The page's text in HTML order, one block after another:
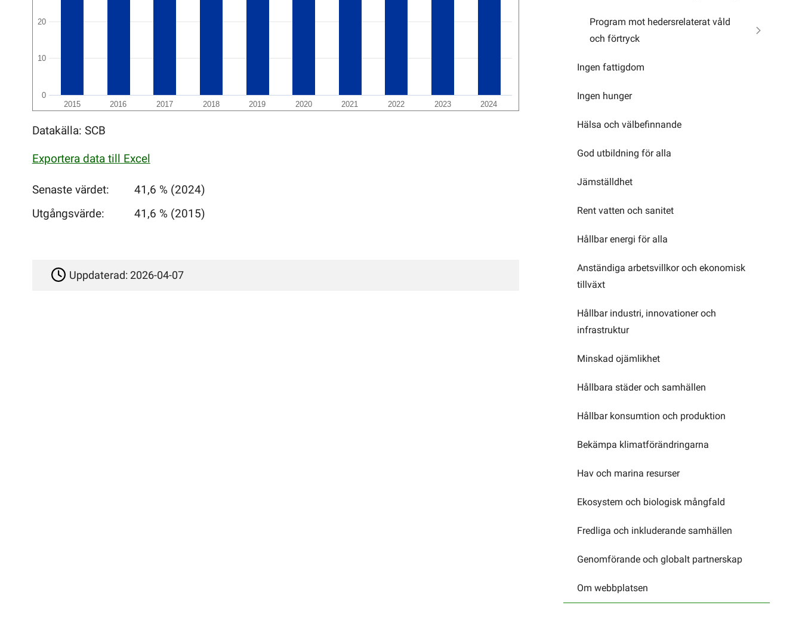
2015 2016 2017 2018 2019 2020 2021 2022 2023 2024
0
10
20
Datakälla: SCB
Exportera data till Excel
Senaste värdet:
41,6 % (2024)
Utgångsvärde:
41,6 % (2015)
Uppdaterad:2026-04-07
Program mot hedersrelaterat våld
och förtryck
Ingen fattigdom
Ingen hunger
Hälsa och välbefinnande
God utbildning för alla
Jämställdhet
Rent vatten och sanitet
Hållbar energi för alla
Anständiga arbetsvillkor och ekonomisk
tillväxt
Hållbar industri, innovationer och
infrastruktur
Minskad ojämlikhet
Hållbara städer och samhällen
Hållbar konsumtion och produktion
Bekämpa klimatförändringarna
Hav och marina resurser
Ekosystem och biologisk mångfald
Fredliga och inkluderande samhällen
Genomförande och globalt partnerskap
Om webbplatsen